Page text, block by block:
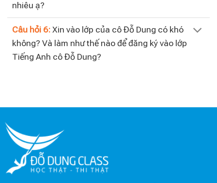
nhiêu ạ?
Câu hỏi 6: Xin vào lớp của cô Đỗ Dung có khó
không? Và làm như thế nào để đăng ký vào lớp
Tiếng Anh cô Đỗ Dung?